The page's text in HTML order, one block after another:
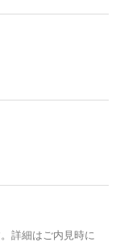
詳細はご内見時に